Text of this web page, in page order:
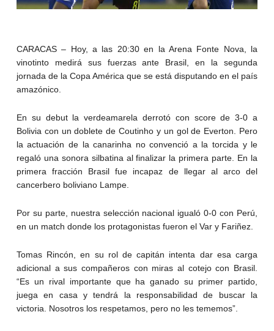
CARACAS – Hoy, a las 20:30 en la Arena Fonte Nova, la
vinotinto medirá sus fuerzas ante Brasil, en la segunda
jornada de la Copa América que se está disputando en el país
amazónico.
En su debut la verdeamarela derrotó con score de 3-0 a
Bolivia con un doblete de Coutinho y un gol de Everton. Pero
la actuación de la canarinha no convenció a la torcida y le
regaló una sonora silbatina al finalizar la primera parte. En la
primera fracción Brasil fue incapaz de llegar al arco del
cancerbero boliviano Lampe.
Por su parte, nuestra selección nacional igualó 0-0 con Perú,
en un match donde los protagonistas fueron el Var y Fariñez.
Tomas Rincón, en su rol de capitán intenta dar esa carga
adicional a sus compañeros con miras al cotejo con Brasil.
“Es un rival importante que ha ganado su primer partido,
juega en casa y tendrá la responsabilidad de buscar la
victoria. Nosotros los respetamos, pero no les tememos”.